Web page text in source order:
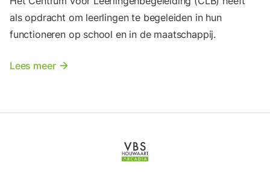
als opdracht om leerlingen te begeleiden in hun
functioneren op school en in de maatschappij.
Lees meer arrow_forward